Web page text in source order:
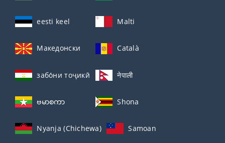
eesti keel Malti
Македонски Català
забо́ни тоҷикӣ́ नेपाली
ဗမာစကာ Shona
Nyanja (Chichewa) Samoan